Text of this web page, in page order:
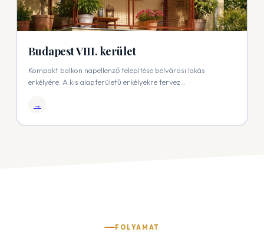
Budapest VIII. kerület
Kompakt balkon napellenző telepítése belvárosi lakás
erkélyére. A kis alapterületű erkélyekre tervez...
→
FOLYAMAT